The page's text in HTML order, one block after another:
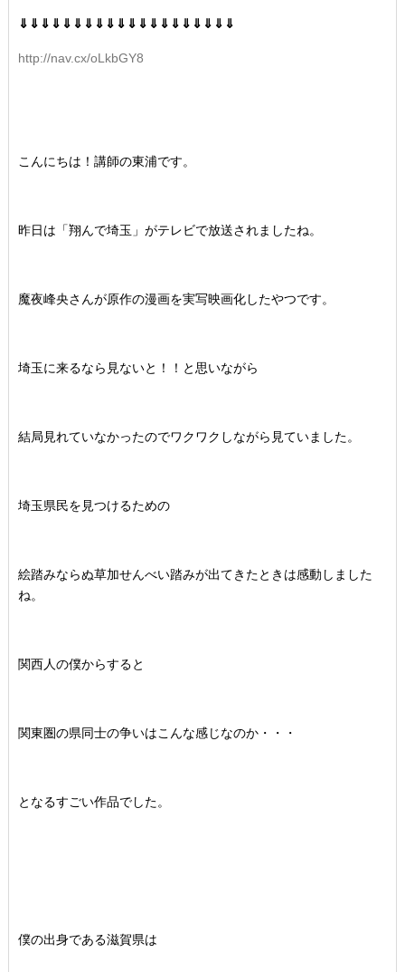
⇓⇓⇓⇓⇓⇓⇓⇓⇓⇓⇓⇓⇓⇓⇓⇓⇓⇓⇓⇓
http://nav.cx/oLkbGY8
こんにちは！講師の東浦です。
昨日は「翔んで埼玉」がテレビで放送されましたね。
魔夜峰央さんが原作の漫画を実写映画化したやつです。
埼玉に来るなら見ないと！！と思いながら
結局見れていなかったのでワクワクしながら見ていました。
埼玉県民を見つけるための
絵踏みならぬ草加せんべい踏みが出てきたときは感動しました
ね。
関西人の僕からすると
関東圏の県同士の争いはこんな感じなのか・・・
となるすごい作品でした。
僕の出身である滋賀県は